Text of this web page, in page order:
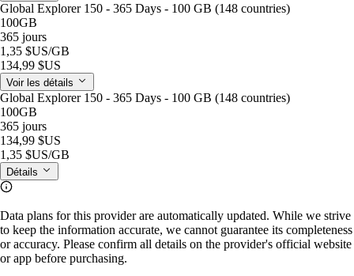
Global Explorer 150 - 365 Days - 100 GB (148 countries)
100GB
365 jours
1,35 $US/GB
134,99 $US
Voir les détails
Global Explorer 150 - 365 Days - 100 GB (148 countries)
100GB
365 jours
134,99 $US
1,35 $US/GB
Détails
Data plans for this provider are automatically updated. While we strive
to keep the information accurate, we cannot guarantee its completeness
or accuracy. Please confirm all details on the provider's official website
or app before purchasing.